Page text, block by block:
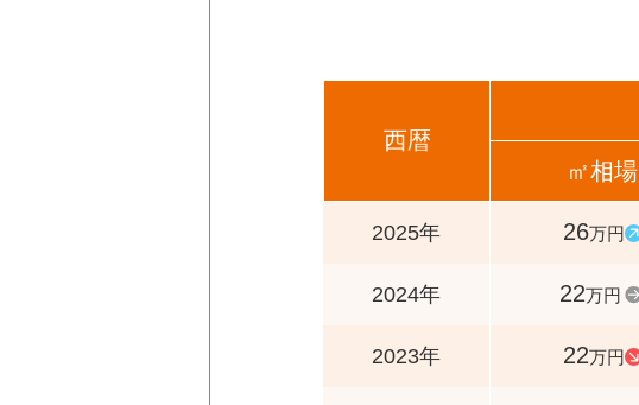
西暦
㎡相場
2025年 26万円
2024年 22万円
2023年 22万円